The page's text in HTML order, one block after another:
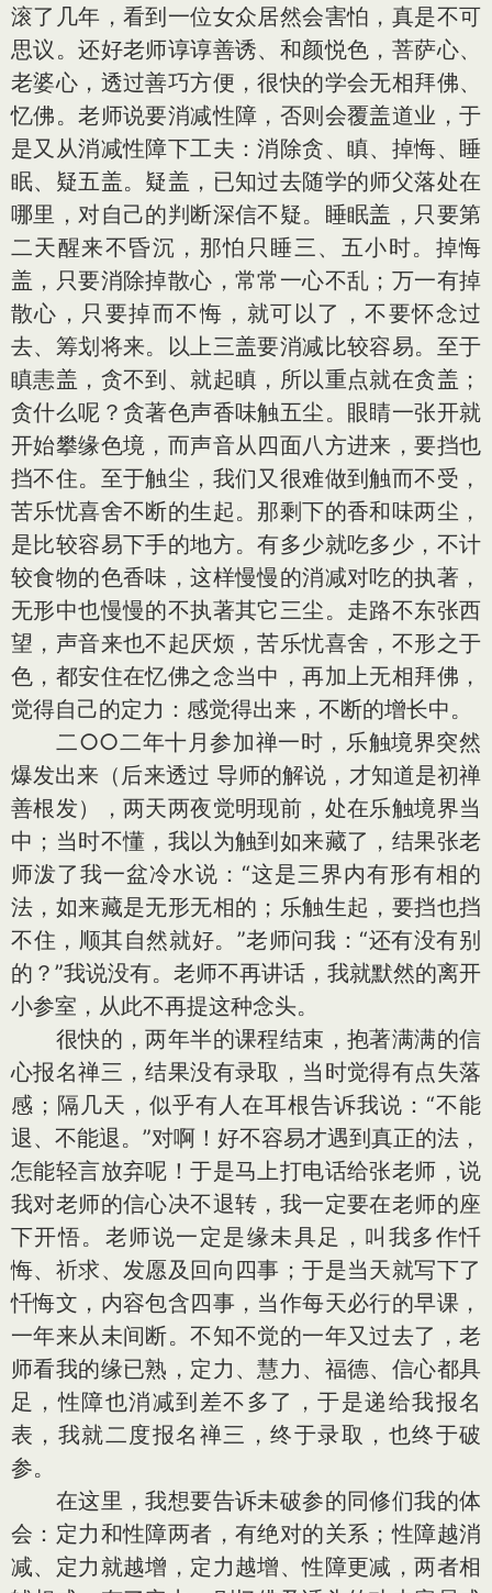
滚了几年，看到一位女众居然会害怕，真是不可
思议。还好老师谆谆善诱、和颜悦色，菩萨心、
老婆心，透过善巧方便，很快的学会无相拜佛、
忆佛。老师说要消减性障，否则会覆盖道业，于
是又从消减性障下工夫：消除贪、瞋、掉悔、睡
眠、疑五盖。疑盖，已知过去随学的师父落处在
哪里，对自己的判断深信不疑。睡眠盖，只要第
二天醒来不昏沉，那怕只睡三、五小时。掉悔
盖，只要消除掉散心，常常一心不乱；万一有掉
散心，只要掉而不悔，就可以了，不要怀念过
去、筹划将来。以上三盖要消减比较容易。至于
瞋恚盖，贪不到、就起瞋，所以重点就在贪盖；
贪什么呢？贪著色声香味触五尘。眼睛一张开就
开始攀缘色境，而声音从四面八方进来，要挡也
挡不住。至于触尘，我们又很难做到触而不受，
苦乐忧喜舍不断的生起。那剩下的香和味两尘，
是比较容易下手的地方。有多少就吃多少，不计
较食物的色香味，这样慢慢的消减对吃的执著，
无形中也慢慢的不执著其它三尘。走路不东张西
望，声音来也不起厌烦，苦乐忧喜舍，不形之于
色，都安住在忆佛之念当中，再加上无相拜佛，
觉得自己的定力：感觉得出来，不断的增长中。
二○○二年十月参加禅一时，乐触境界突然
爆发出来（后来透过 导师的解说，才知道是初禅
善根发），两天两夜觉明现前，处在乐触境界当
中；当时不懂，我以为触到如来藏了，结果张老
师泼了我一盆冷水说：“这是三界内有形有相的
法，如来藏是无形无相的；乐触生起，要挡也挡
不住，顺其自然就好。”老师问我：“还有没有别
的？”我说没有。老师不再讲话，我就默然的离开
小参室，从此不再提这种念头。
很快的，两年半的课程结束，抱著满满的信
心报名禅三，结果没有录取，当时觉得有点失落
感；隔几天，似乎有人在耳根告诉我说：“不能
退、不能退。”对啊！好不容易才遇到真正的法，
怎能轻言放弃呢！于是马上打电话给张老师，说
我对老师的信心决不退转，我一定要在老师的座
下开悟。老师说一定是缘未具足，叫我多作忏
悔、祈求、发愿及回向四事；于是当天就写下了
忏悔文，内容包含四事，当作每天必行的早课，
一年来从未间断。不知不觉的一年又过去了，老
师看我的缘已熟，定力、慧力、福德、信心都具
足，性障也消减到差不多了，于是递给我报名
表，我就二度报名禅三，终于录取，也终于破
参。
在这里，我想要告诉未破参的同修们我的体
会：定力和性障两者，有绝对的关系；性障越消
减、定力就越增，定力越增、性障更减，两者相